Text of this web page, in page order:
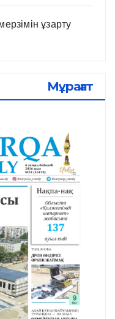
ұзарту
Мұрағат